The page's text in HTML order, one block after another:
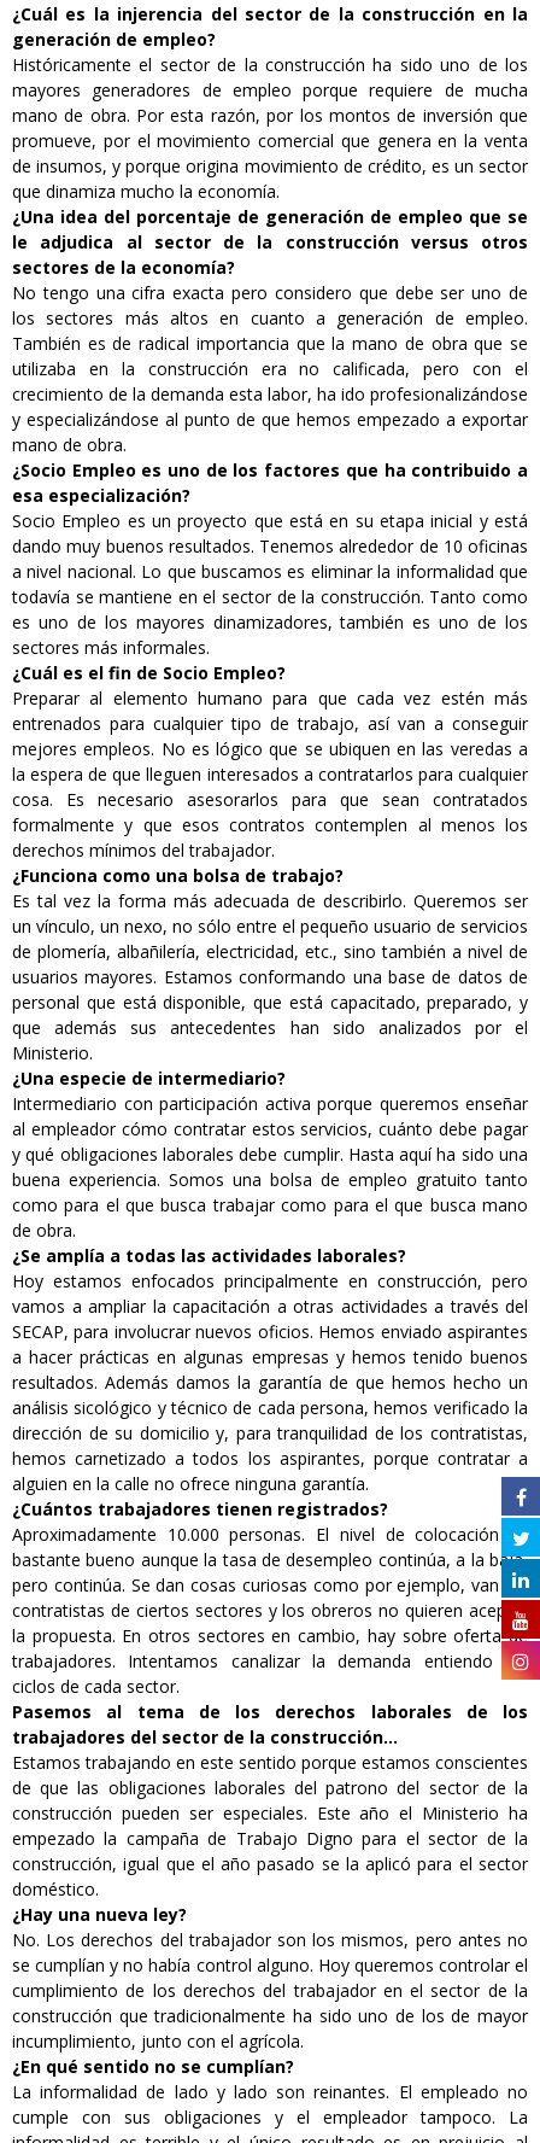
¿Cuál es la injerencia del sector de la construcción en la
generación de empleo?
Históricamente el sector de la construcción ha sido uno de los
mayores generadores de empleo porque requiere de mucha
mano de obra. Por esta razón, por los montos de inversión que
promueve, por el movimiento comercial que genera en la venta
de insumos, y porque origina movimiento de crédito, es un sector
que dinamiza mucho la economía.
¿Una idea del porcentaje de generación de empleo que se
le adjudica al sector de la construcción versus otros
sectores de la economía?
No tengo una cifra exacta pero considero que debe ser uno de
los sectores más altos en cuanto a generación de empleo.
También es de radical importancia que la mano de obra que se
utilizaba en la construcción era no calificada, pero con el
crecimiento de la demanda esta labor, ha ido profesionalizándose
y especializándose al punto de que hemos empezado a exportar
mano de obra.
¿Socio Empleo es uno de los factores que ha contribuido a
esa especialización?
Socio Empleo es un proyecto que está en su etapa inicial y está
dando muy buenos resultados. Tenemos alrededor de 10 oficinas
a nivel nacional. Lo que buscamos es eliminar la informalidad que
todavía se mantiene en el sector de la construcción. Tanto como
es uno de los mayores dinamizadores, también es uno de los
sectores más informales.
¿Cuál es el fin de Socio Empleo?
Preparar al elemento humano para que cada vez estén más
entrenados para cualquier tipo de trabajo, así van a conseguir
mejores empleos. No es lógico que se ubiquen en las veredas a
la espera de que lleguen interesados a contratarlos para cualquier
cosa. Es necesario asesorarlos para que sean contratados
formalmente y que esos contratos contemplen al menos los
derechos mínimos del trabajador.
¿Funciona como una bolsa de trabajo?
Es tal vez la forma más adecuada de describirlo. Queremos ser
un vínculo, un nexo, no sólo entre el pequeño usuario de servicios
de plomería, albañilería, electricidad, etc., sino también a nivel de
usuarios mayores. Estamos conformando una base de datos de
personal que está disponible, que está capacitado, preparado, y
que además sus antecedentes han sido analizados por el
Ministerio.
¿Una especie de intermediario?
Intermediario con participación activa porque queremos enseñar
al empleador cómo contratar estos servicios, cuánto debe pagar
y qué obligaciones laborales debe cumplir. Hasta aquí ha sido una
buena experiencia. Somos una bolsa de empleo gratuito tanto
como para el que busca trabajar como para el que busca mano
de obra.
¿Se amplía a todas las actividades laborales?
Hoy estamos enfocados principalmente en construcción, pero
vamos a ampliar la capacitación a otras actividades a través del
SECAP, para involucrar nuevos oficios. Hemos enviado aspirantes
a hacer prácticas en algunas empresas y hemos tenido buenos
resultados. Además damos la garantía de que hemos hecho un
análisis sicológico y técnico de cada persona, hemos verificado la
dirección de su domicilio y, para tranquilidad de los contratistas,
hemos carnetizado a todos los aspirantes, porque contratar a
alguien en la calle no ofrece ninguna garantía.
¿Cuántos trabajadores tienen registrados?
Aproximadamente 10.000 personas. El nivel de colocación es
bastante bueno aunque la tasa de desempleo continúa, a la baja,
pero continúa. Se dan cosas curiosas como por ejemplo, van los
contratistas de ciertos sectores y los obreros no quieren aceptar
la propuesta. En otros sectores en cambio, hay sobre oferta de
trabajadores. Intentamos canalizar la demanda entiendo los
ciclos de cada sector.
Pasemos al tema de los derechos laborales de los
trabajadores del sector de la construcción…
Estamos trabajando en este sentido porque estamos conscientes
de que las obligaciones laborales del patrono del sector de la
construcción pueden ser especiales. Este año el Ministerio ha
empezado la campaña de Trabajo Digno para el sector de la
construcción, igual que el año pasado se la aplicó para el sector
doméstico.
¿Hay una nueva ley?
No. Los derechos del trabajador son los mismos, pero antes no
se cumplían y no había control alguno. Hoy queremos controlar el
cumplimiento de los derechos del trabajador en el sector de la
construcción que tradicionalmente ha sido uno de los de mayor
incumplimiento, junto con el agrícola.
¿En qué sentido no se cumplían?
La informalidad de lado y lado son reinantes. El empleado no
cumple con sus obligaciones y el empleador tampoco. La